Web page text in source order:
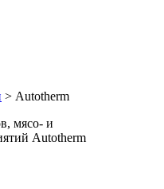
> Autotherm
мясо- и
Autotherm